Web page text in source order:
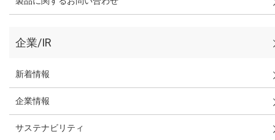
企業/IR
新着情報
企業情報
サステナビリティ